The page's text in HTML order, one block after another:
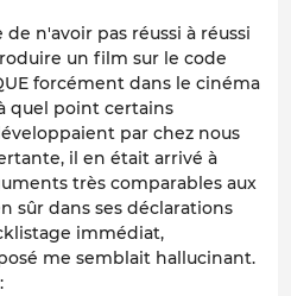
n'avoir pas réussi à réussi
un film sur le code
forcément dans le cinéma
quel point certains
par chez nous
il en était arrivé à
très comparables aux
sûr dans ses déclarations
immédiat,
me semblait hallucinant.